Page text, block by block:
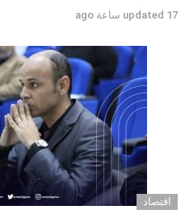
updated 17 ساعة ago
اقتصاد